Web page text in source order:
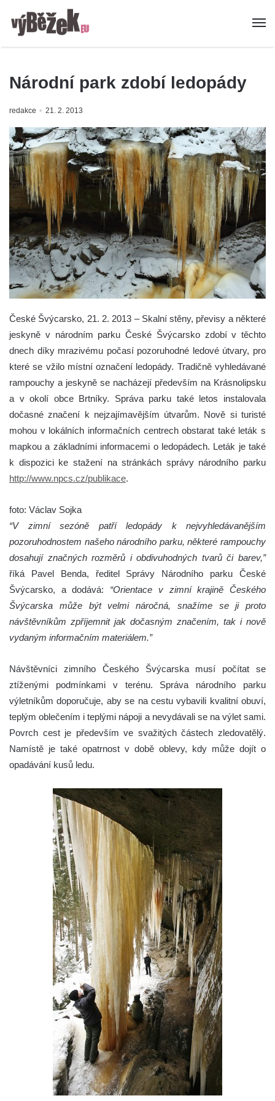
Národní park zdobí ledopády
redakce 21. 2. 2013
České Švýcarsko, 21. 2. 2013 – Skalní stěny, převisy a některé
jeskyně v národním parku České Švýcarsko zdobí v těchto
dnech díky mrazivému počasí pozoruhodné ledové útvary, pro
které se vžilo místní označení ledopády. Tradičně vyhledávané
rampouchy a jeskyně se nacházejí především na Krásnolipsku
a v okolí obce Brtníky. Správa parku také letos instalovala
dočasné značení k nejzajímavějším útvarům. Nově si turisté
mohou v lokálních informačních centrech obstarat také leták s
mapkou a základními informacemi o ledopádech. Leták je také
k dispozici ke stažení na stránkách správy národního parku
http://www.npcs.cz/publikace.
foto: Václav Sojka
“V zimní sezóně patří ledopády k nejvyhledávanějším
pozoruhodnostem našeho národního parku, některé rampouchy
dosahují značných rozměrů i obdivuhodných tvarů či barev,”
říká Pavel Benda, ředitel Správy Národního parku České
Švýcarsko, a dodává: “Orientace v zimní krajině Českého
Švýcarska může být velmi náročná, snažíme se ji proto
návštěvníkům zpříjemnit jak dočasným značením, tak i nově
vydaným informačním materiálem.”
Návštěvníci zimního Českého Švýcarska musí počítat se
ztíženými podmínkami v terénu. Správa národního parku
výletníkům doporučuje, aby se na cestu vybavili kvalitní obuví,
teplým oblečením i teplými nápoji a nevydávali se na výlet sami.
Povrch cest je především ve svažitých částech zledovatělý.
Namístě je také opatrnost v době oblevy, kdy může dojít o
opadávání kusů ledu.